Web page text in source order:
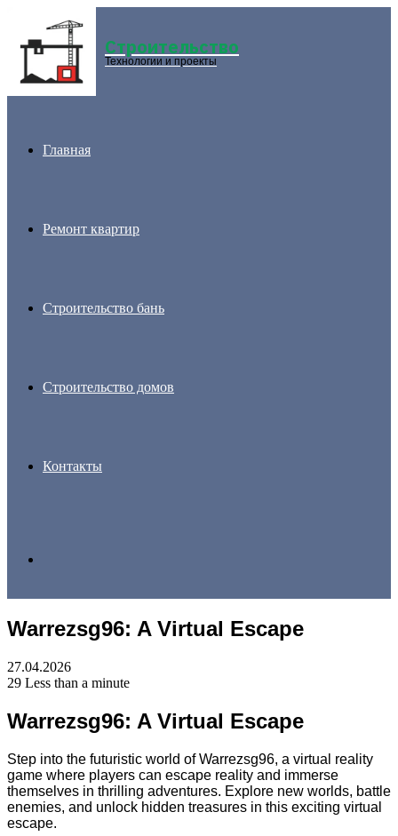
Menu Строительство
Технологии и проекты
Главная
Ремонт квартир
Строительство бань
Строительство домов
Контакты
for
Warrezsg96: A Virtual Escape
27.04.2026
29 Less than a minute
Warrezsg96: A Virtual Escape
Step into the futuristic world of Warrezsg96, a virtual reality
game where players can escape reality and immerse
themselves in thrilling adventures. Explore new worlds, battle
enemies, and unlock hidden treasures in this exciting virtual
escape.